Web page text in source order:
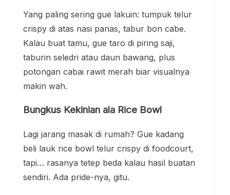
Yang paling sering gue lakuin: tumpuk telur
crispy di atas nasi panas, tabur bon cabe.
Kalau buat tamu, gue taro di piring saji,
taburin seledri atau daun bawang, plus
potongan cabai rawit merah biar visualnya
makin wah.
Bungkus Kekinian ala Rice Bowl
Lagi jarang masak di rumah? Gue kadang
beli lauk rice bowl telur crispy di foodcourt,
tapi… rasanya tetep beda kalau hasil buatan
sendiri. Ada pride-nya, gitu.